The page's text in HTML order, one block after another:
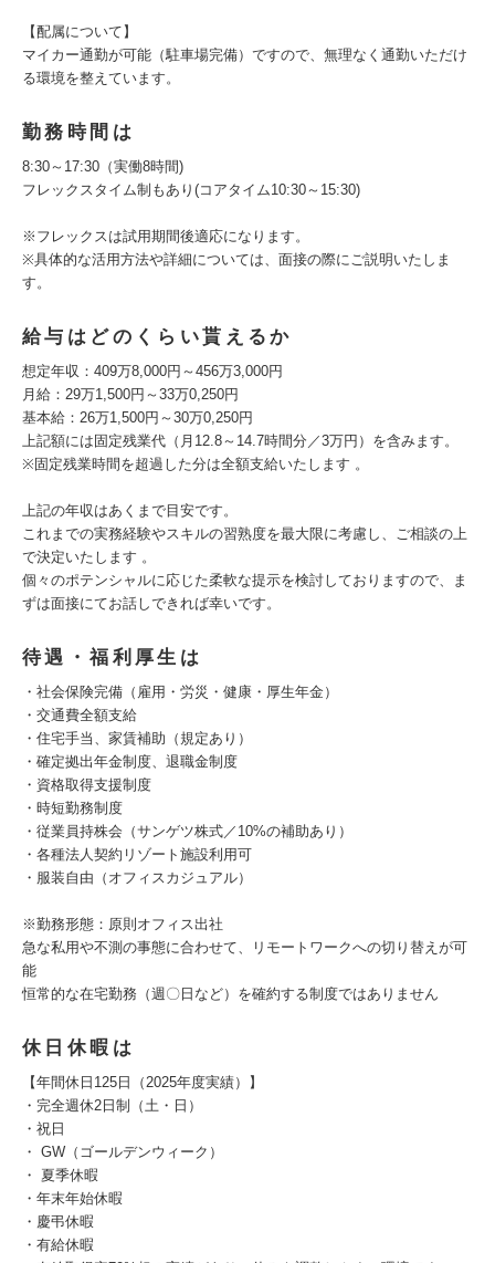
【配属について】
マイカー通勤が可能（駐車場完備）ですので、無理なく通勤いただけ
る環境を整えています。
勤務時間は
8:30～17:30（実働8時間)
フレックスタイム制もあり(コアタイム10:30～15:30)
※フレックスは試用期間後適応になります。
※具体的な活用方法や詳細については、面接の際にご説明いたしま
す。
給与はどのくらい貰えるか
想定年収：409万8,000円～456万3,000円
月給：29万1,500円～33万0,250円
基本給：26万1,500円～30万0,250円
上記額には固定残業代（月12.8～14.7時間分／3万円）を含みます。
※固定残業時間を超過した分は全額支給いたします 。
上記の年収はあくまで目安です。
これまでの実務経験やスキルの習熟度を最大限に考慮し、ご相談の上
で決定いたします 。
個々のポテンシャルに応じた柔軟な提示を検討しておりますので、ま
ずは面接にてお話しできれば幸いです。
待遇・福利厚生は
・社会保険完備（雇用・労災・健康・厚生年金）
・交通費全額支給
・住宅手当、家賃補助（規定あり）
・確定拠出年金制度、退職金制度
・資格取得支援制度
・時短勤務制度
・従業員持株会（サンゲツ株式／10%の補助あり）
・各種法人契約リゾート施設利用可
・服装自由（オフィスカジュアル）
※勤務形態：原則オフィス出社
急な私用や不測の事態に合わせて、リモートワークへの切り替えが可
能
恒常的な在宅勤務（週〇日など）を確約する制度ではありません
休日休暇は
【年間休日125日（2025年度実績）】
・完全週休2日制（土・日）
・祝日
・ GW（ゴールデンウィーク）
・ 夏季休暇
・年末年始休暇
・慶弔休暇
・有給休暇